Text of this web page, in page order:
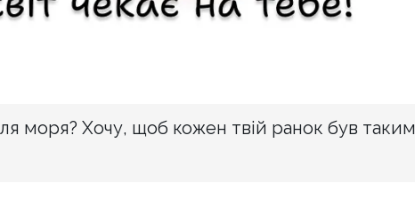
моря? Хочу, щоб кожен твій ранок був таким